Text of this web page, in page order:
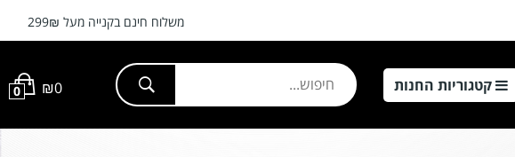
⭐המוצרים מתעדכנים מידי יום ⭐
משלוח חינם בקנייה מעל 299₪
החנות ₪0
0